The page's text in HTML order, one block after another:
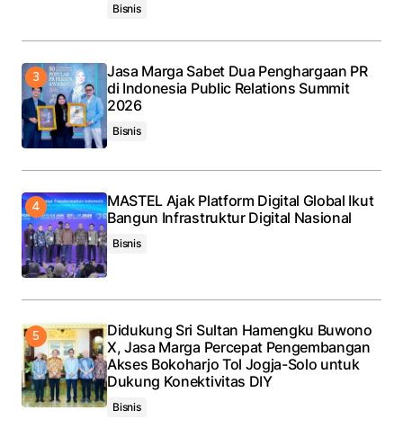
Bisnis
Jasa Marga Sabet Dua Penghargaan PR
di Indonesia Public Relations Summit
2026
Bisnis
MASTEL Ajak Platform Digital Global Ikut
Bangun Infrastruktur Digital Nasional
Bisnis
Didukung Sri Sultan Hamengku Buwono
X, Jasa Marga Percepat Pengembangan
Akses Bokoharjo Tol Jogja-Solo untuk
Dukung Konektivitas DIY
Bisnis